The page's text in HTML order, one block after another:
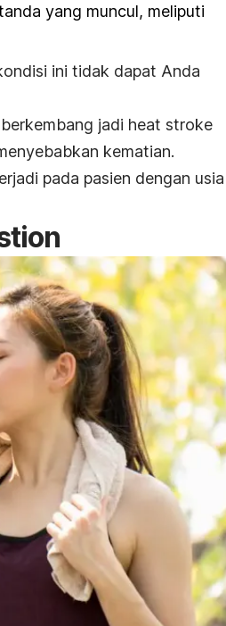
yang muncul, meliputi
ini tidak dapat Anda
jadi heat stroke
kematian.
pada pasien dengan usia